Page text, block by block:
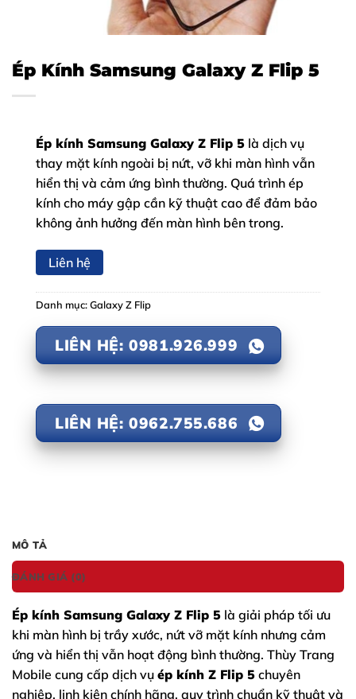
Ép Kính Samsung Galaxy Z Flip 5
Ép kính Samsung Galaxy Z Flip 5 là dịch vụ
thay mặt kính ngoài bị nứt, vỡ khi màn hình vẫn
hiển thị và cảm ứng bình thường. Quá trình ép
kính cho máy gập cần kỹ thuật cao để đảm bảo
không ảnh hưởng đến màn hình bên trong.
Liên hệ
Danh mục:Galaxy Z Flip
LIÊN HỆ: 0981.926.999
LIÊN HỆ: 0962.755.686
MÔ TẢ
ĐÁNH GIÁ (0)
Ép kính Samsung Galaxy Z Flip 5 là giải pháp tối ưu
khi màn hình bị trầy xước, nứt vỡ mặt kính nhưng cảm
ứng và hiển thị vẫn hoạt động bình thường. Thùy Trang
Mobile cung cấp dịch vụ ép kính Z Flip 5 chuyên
nghiệp, linh kiện chính hãng, quy trình chuẩn kỹ thuật và